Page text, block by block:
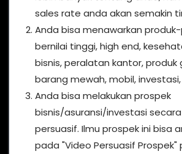
sales rate anda akan semakin
Anda bisa menawarkan
bernilai tinggi, high end,
bisnis, peralatan kantor, produk
barang mewah, mobil, investasi,
Anda bisa melakukan prospek
bisnis/asuransi/investasi
persuasif. Ilmu prospek ini bisa
pada "Video Persuasif